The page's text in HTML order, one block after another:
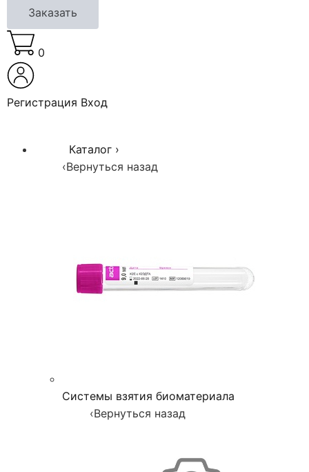
Заказать
0
Регистрация Вход
Каталог ›
‹Вернуться назад
Системы взятия биоматериала
‹Вернуться назад